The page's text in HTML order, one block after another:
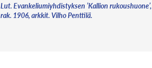
Lut. Evankeliumiyhdistyksen ’Kallion rukoushuone’,
rak. 1906, arkkit. Vilho Penttilä.